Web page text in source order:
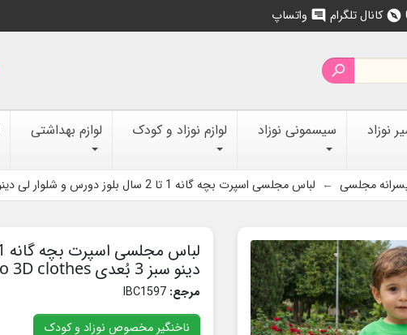
explore کانال تلگرام chat واتساپ

نوزاد سیسمونی نوزاد لوازم نوزاد و کودک لوازم بهداشتی
مجلسی لباس مجلسی اسپرت بچه گانه 1 تا 2 سال بلوز دورس و شلوار لی دینو سبز 3 بُعدی Kids Dino 3D clothes
دینو سبز 3 بُعدی Kids Dino 3D clothes
مرجع:
ناخنگیر مخصوص نوزاد و کودک